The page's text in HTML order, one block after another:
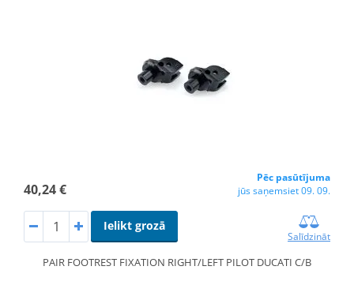
40,24 €
Pēc pasūtījuma
jūs saņemsiet 09. 09.
Ielikt grozā
Salīdzināt
PAIR FOOTREST FIXATION RIGHT/LEFT PILOT DUCATI C/B